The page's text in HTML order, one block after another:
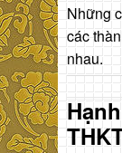
Những
các
nhau.